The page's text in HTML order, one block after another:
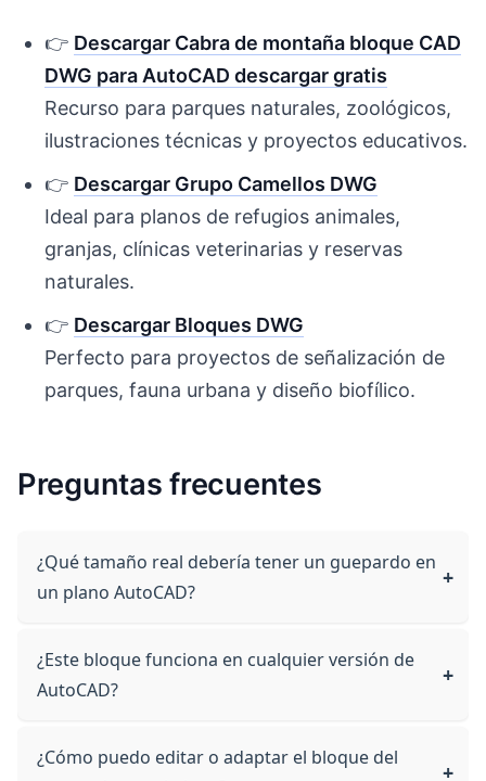
👉 Descargar Cabra de montaña bloque CAD
DWG para AutoCAD descargar gratis
Recurso para parques naturales, zoológicos,
ilustraciones técnicas y proyectos educativos.
👉 Descargar Grupo Camellos DWG
Ideal para planos de refugios animales,
granjas, clínicas veterinarias y reservas
naturales.
👉 Descargar Bloques DWG
Perfecto para proyectos de señalización de
parques, fauna urbana y diseño biofílico.
Preguntas frecuentes
¿Qué tamaño real debería tener un guepardo en
un plano AutoCAD?
¿Este bloque funciona en cualquier versión de
AutoCAD?
¿Cómo puedo editar o adaptar el bloque del